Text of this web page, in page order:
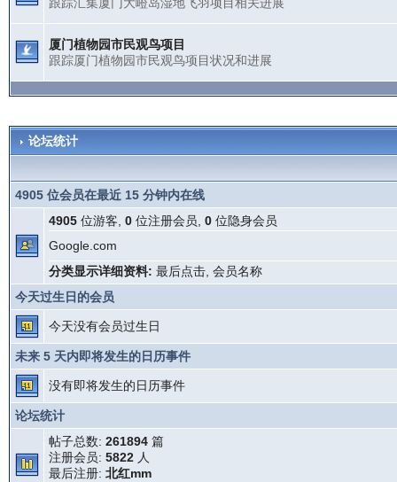
厦门植物园市民观鸟项目
跟踪厦门植物园市民观鸟项目状况和进展
论坛统计
4905 位会员在最近 15 分钟内在线
4905位游客, 0位注册会员, 0位隐身会员
Google.com
分类显示详细资料: 最后点击, 会员名称
今天过生日的会员
今天没有会员过生日
未来 5 天内即将发生的日历事件
没有即将发生的日历事件
论坛统计
帖子总数: 261894篇
注册会员: 5822人
最后注册: 北红mm